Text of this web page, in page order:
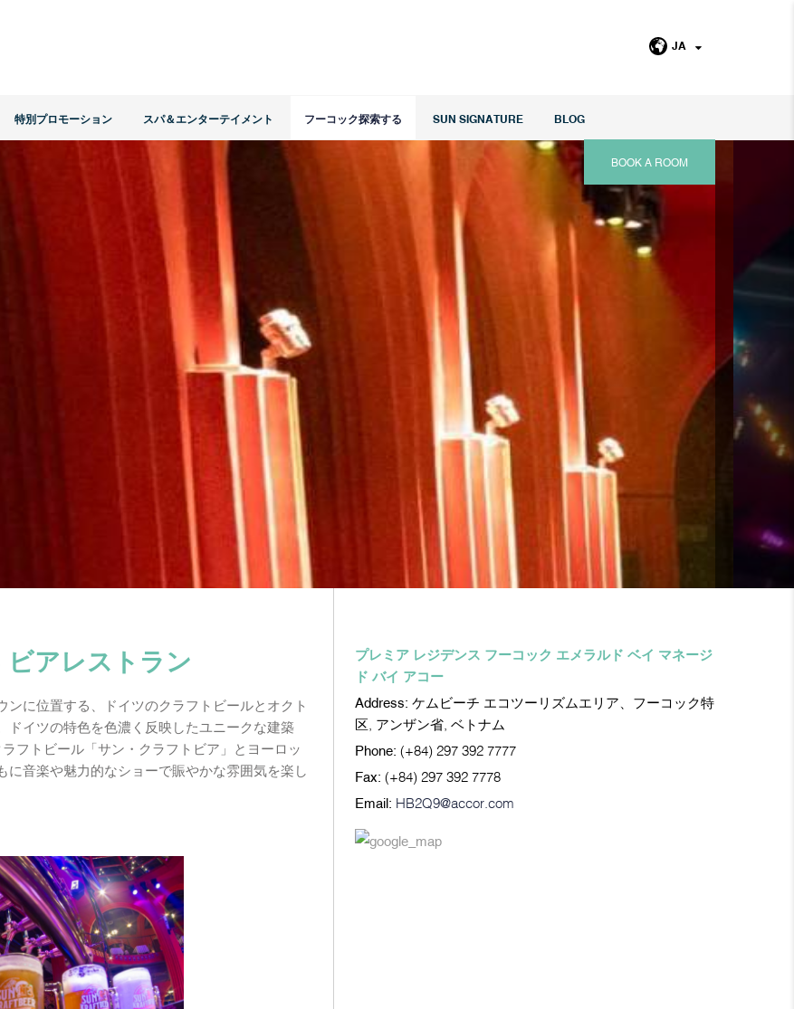
JA
特別プロモーション スパ＆エンターテイメント フーコック探索する SUN SIGNATURE BLOG
BOOK A ROOM
アレストラン
に位置する、ドイツのクラフトビールとオクト
イツの特色を色濃く反映したユニークな建築
フトビール「サン・クラフトビア」とヨーロッ
音楽や魅力的なショーで賑やかな雰囲気を楽し
プレミア レジデンス フーコック エメラルド ベイ マネージ
ド バイ アコー
Address: ケムビーチ エコツーリズムエリア、フーコック特
区, アンザン省, ベトナム
Phone: (+84) 297 392 7777
Fax: (+84) 297 392 7778
Email: HB2Q9@accor.com